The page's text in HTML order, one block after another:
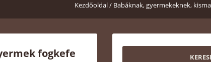
Kezdőoldal / Babáknak, gyermekeknek,
fogkefe